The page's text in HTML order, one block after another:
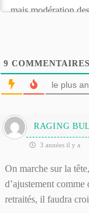
9 COMMENTAIRES
le plus
RAGING
3 années il y a
On marche sur la
d’ajustement
retraités, il faudra